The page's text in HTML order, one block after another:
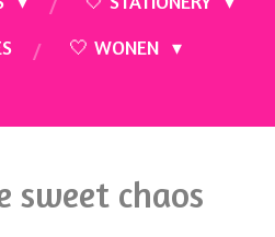
🤍 WONEN
sweet chaos